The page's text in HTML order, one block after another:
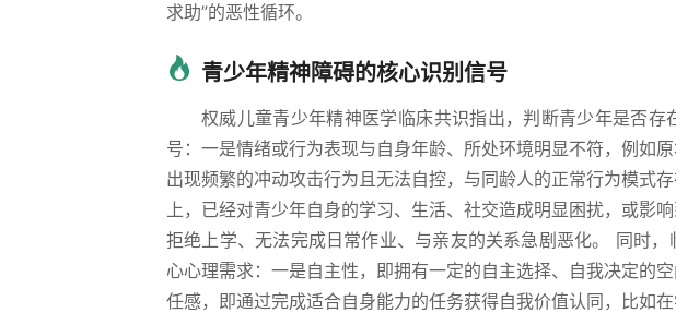
求助”的恶性循环。
青少年精神障碍的核心识别信号
权威儿童青少年精神医学临床共识指出，判断青少年是否
号：一是情绪或行为表现与自身年龄、所处环境明显不符，例如
出现频繁的冲动攻击行为且无法自控，与同龄人的正常行为模式
上，已经对青少年自身的学习、生活、社交造成明显困扰，或影
拒绝上学、无法完成日常作业、与亲友的关系急剧恶化。 同时
心心理需求：一是自主性，即拥有一定的自主选择、自我决定的
任感，即通过完成适合自身能力的任务获得自我价值认同，比如